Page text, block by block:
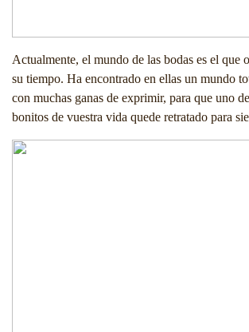
Actualmente, el mundo de las bodas es el que
su tiempo. Ha encontrado en ellas un mundo
con muchas ganas de exprimir, para que uno
bonitos de vuestra vida quede retratado para